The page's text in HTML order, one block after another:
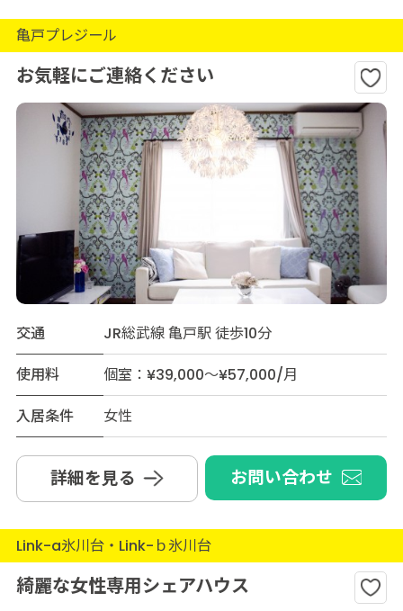
亀戸プレジール
お気軽にご連絡ください
交通
JR総武線 亀戸駅 徒歩10分
使用料
個室：¥39,000～¥57,000/月
入居条件
女性
詳細を見る お問い合わせ
Link-a氷川台・Link-ｂ氷川台
綺麗な女性専用シェアハウス